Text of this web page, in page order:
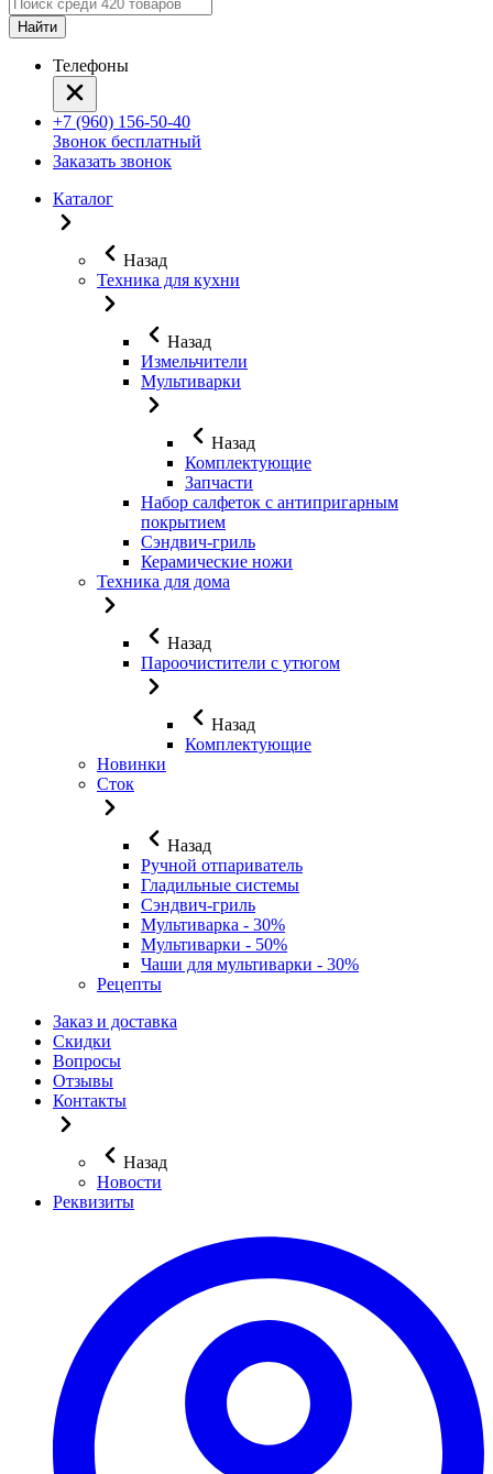
Найти
Телефоны
+7 (960) 156-50-40
Звонок бесплатный
Заказать звонок
Каталог
Назад
Техника для кухни
Назад
Измельчители
Мультиварки
Назад
Комплектующие
Запчасти
Набор салфеток с антипригарным
покрытием
Сэндвич-гриль
Керамические ножи
Техника для дома
Назад
Пароочистители с утюгом
Назад
Комплектующие
Новинки
Сток
Назад
Ручной отпариватель
Гладильные системы
Сэндвич-гриль
Мультиварка - 30%
Мультиварки - 50%
Чаши для мультиварки - 30%
Рецепты
Заказ и доставка
Скидки
Вопросы
Отзывы
Контакты
Назад
Новости
Реквизиты